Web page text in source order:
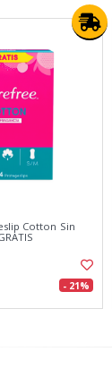
Cotton Sin
- 21%